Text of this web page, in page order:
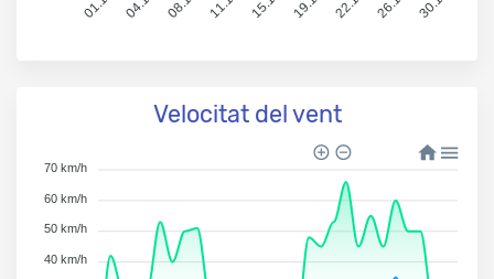
Velocitat del vent
70 km/h
60 km/h
50 km/h
40 km/h